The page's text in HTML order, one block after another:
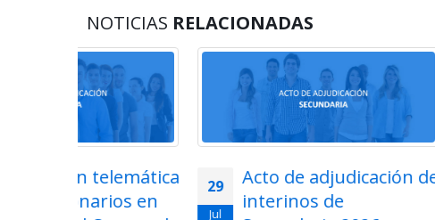
NOTICIAS RELACIONADAS
29
Acto de adjudicación de
interinos de
28